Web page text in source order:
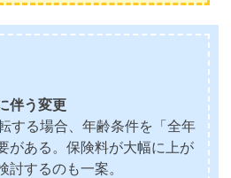
伴う変更
する場合、年齢条件を「全年
がある。保険料が大幅に上が
討するのも一案。